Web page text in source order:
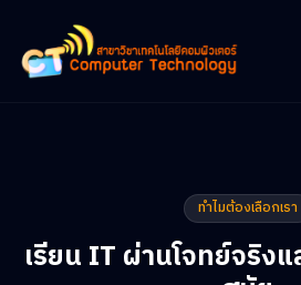
ทำไมต้องเลือกเรา
เรียน IT ผ่านโจทย์จริง